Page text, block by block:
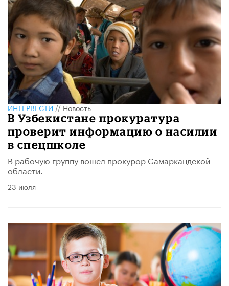
ИНТЕРВЕСТИ//Новость
В Узбекистане прокуратура
проверит информацию о насилии
в спецшколе
В рабочую группу вошел прокурор Самаркандской
области.
23 июля